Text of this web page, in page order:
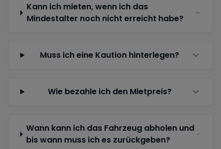
Kann ich mieten, wenn ich das
Mindestalter noch nicht erreicht habe?
Muss ich eine Kaution hinterlegen?
Wie bezahle ich den Mietpreis?
Wann kann ich das Fahrzeug abholen und
bis wann muss ich es zurückgeben?